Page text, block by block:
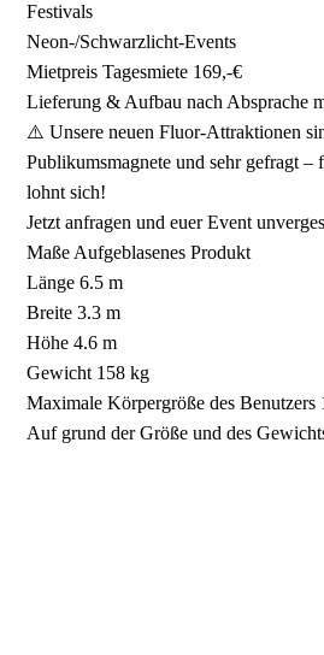
Festivals
Neon-/Schwarzlicht-Events
Mietpreis Tagesmiete 169,-€
Lieferung & Aufbau nach Absprache
⚠️ Unsere neuen Fluor-Attraktionen
Publikumsmagnete und sehr gefragt –
lohnt sich!
Jetzt anfragen und euer Event
Maße Aufgeblasenes Produkt
Länge 6.5 m
Breite 3.3 m
Höhe 4.6 m
Gewicht 158 kg
Maximale Körpergröße des Benutzers
Auf grund der Größe und des